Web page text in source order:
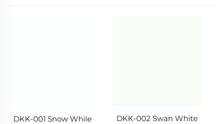
DKK-001 Snow While DKK-002 Swan White